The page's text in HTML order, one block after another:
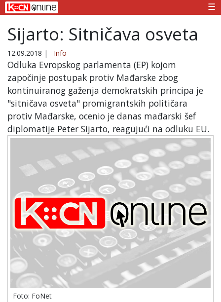
☰
Sijarto: Sitničava osveta
12.09.2018 | Info
Odluka Evropskog parlamenta (EP) kojom
započinje postupak protiv Mađarske zbog
kontinuiranog gaženja demokratskih principa je
"sitničava osveta" promigrantskih političara
protiv Mađarske, ocenio je danas mađarski šef
diplomatije Peter Sijarto, reagujući na odluku EU.
Foto: FoNet